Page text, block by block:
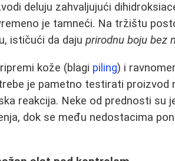
deluju zahvaljujući
je tamneći. Na tržištu
ističući da dajuprirodnu boju bez
kože (blagi piling) i
je pametno testirati proizvod
reakcija. Neke od prednosti su
dok se među nedostacima